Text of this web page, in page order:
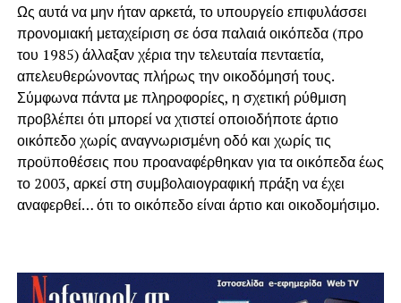
Ως αυτά να μην ήταν αρκετά, το υπουργείο επιφυλάσσει
προνομιακή μεταχείριση σε όσα παλαιά οικόπεδα (προ
του 1985) άλλαξαν χέρια την τελευταία πενταετία,
απελευθερώνοντας πλήρως την οικοδόμησή τους.
Σύμφωνα πάντα με πληροφορίες, η σχετική ρύθμιση
προβλέπει ότι μπορεί να χτιστεί οποιοδήποτε άρτιο
οικόπεδο χωρίς αναγνωρισμένη οδό και χωρίς τις
προϋποθέσεις που προαναφέρθηκαν για τα οικόπεδα έως
το 2003, αρκεί στη συμβολαιογραφική πράξη να έχει
αναφερθεί… ότι το οικόπεδο είναι άρτιο και οικοδομήσιμο.